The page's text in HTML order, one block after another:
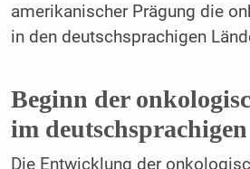
amerikanischer Prägung die
in den deutschsprachigen
Beginn der
im
Die Entwicklung der